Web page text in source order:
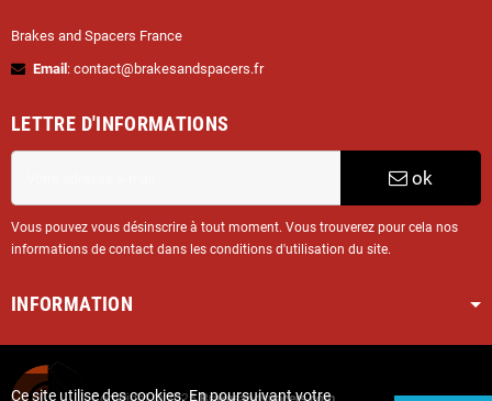
Brakes and Spacers France
Email : contact@brakesandspacers.fr
LETTRE D'INFORMATIONS
ok
Vous pouvez vous désinscrire à tout moment. Vous trouverez pour cela nos
informations de contact dans les conditions d'utilisation du site.
INFORMATION
Ce site utilise des cookies. En poursuivant votre